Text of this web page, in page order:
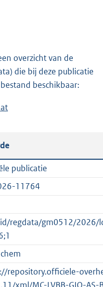
overzicht van de
die bij deze publicatie
beschikbaar:
t
a
n
d
g
r
o
o
t
t
publicatie
11764
regdata/gm0512/2026/
repository.officiele-